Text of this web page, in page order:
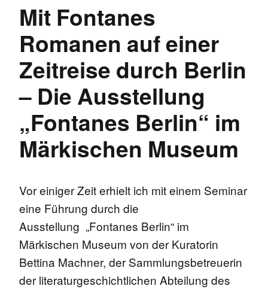
Mit Fontanes
Romanen auf einer
Zeitreise durch Berlin
– Die Ausstellung
„Fontanes Berlin“ im
Märkischen Museum
Vor einiger Zeit erhielt ich mit einem Seminar
eine Führung durch die
Ausstellung „Fontanes Berlin“ im
Märkischen Museum von der Kuratorin
Bettina Machner, der Sammlungsbetreuerin
der literaturgeschichtlichen Abteilung des